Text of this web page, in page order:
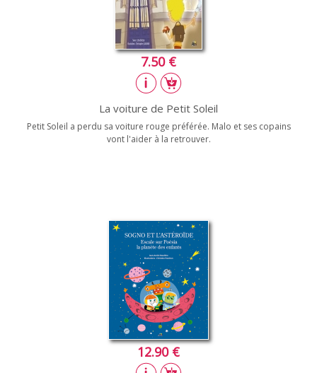
7.50 €
La voiture de Petit Soleil
Petit Soleil a perdu sa voiture rouge préférée. Malo et ses copains
vont l'aider à la retrouver.
12.90 €